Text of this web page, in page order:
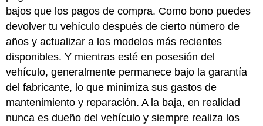
bajos que los pagos de compra. Como bono puedes
devolver tu vehículo después de cierto número de
años y actualizar a los modelos más recientes
disponibles. Y mientras esté en posesión del
vehículo, generalmente permanece bajo la garantía
del fabricante, lo que minimiza sus gastos de
mantenimiento y reparación. A la baja, en realidad
nunca es dueño del vehículo y siempre realiza los